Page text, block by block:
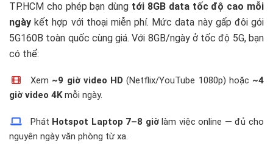
TP.HCM cho phép bạn dùng tới 8GB data tốc độ cao mỗi
ngày kết hợp với thoại miễn phí. Mức data này gấp đôi gói
5G160B toàn quốc cùng giá. Với 8GB/ngày ở tốc độ 5G, bạn
có thể:
Xem ~9 giờ video HD (Netflix/YouTube 1080p) hoặc ~4
giờ video 4Kmỗi ngày.
Phát Hotspot Laptop 7–8 giờlàm việc online — đủ cho
nguyên ngày văn phòng từ xa.